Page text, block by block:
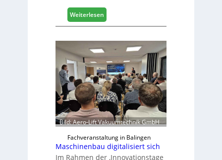
Weiterlesen:
M
b
e
b
r
a
n
h
e
e
r
ö
Bild: Aero-Lift Vakuumtechnik GmbH
Fachveranstaltung in Balingen
Maschinenbau digitalisiert sich
Im Rahmen der ‚Innovationstage